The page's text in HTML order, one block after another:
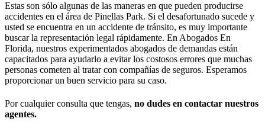
Estas son sólo algunas de las maneras en que pueden producirse
accidentes en el área de Pinellas Park. Si el desafortunado sucede y
usted se encuentra en un accidente de tránsito, es muy importante
buscar la representación legal rápidamente. En Abogados En
Florida, nuestros experimentados abogados de demandas están
capacitados para ayudarlo a evitar los costosos errores que muchas
personas cometen al tratar con compañías de seguros. Esperamos
proporcionar un buen servicio para su caso.
Por cualquier consulta que tengas, no dudes en contactar nuestros
agentes.